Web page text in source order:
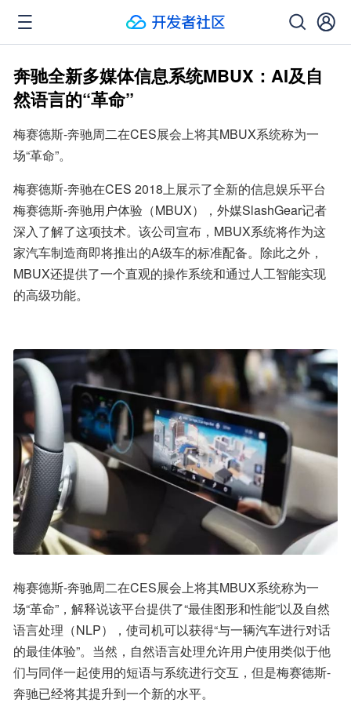
奔驰全新多媒体信息系统MBUX：AI及自
然语言的“革命”
梅赛德斯-奔驰周二在CES展会上将其MBUX系统称为一
场“革命”。
梅赛德斯-奔驰在CES 2018上展示了全新的信息娱乐平台
梅赛德斯-奔驰用户体验（MBUX），外媒SlashGear记者
深入了解了这项技术。该公司宣布，MBUX系统将作为这
家汽车制造商即将推出的A级车的标准配备。除此之外，
MBUX还提供了一个直观的操作系统和通过人工智能实现
的高级功能。
梅赛德斯-奔驰周二在CES展会上将其MBUX系统称为一
场“革命”，解释说该平台提供了“最佳图形和性能”以及自然
语言处理（NLP），使司机可以获得“与一辆汽车进行对话
的最佳体验”。当然，自然语言处理允许用户使用类似于他
们与同伴一起使用的短语与系统进行交互，但是梅赛德斯-
奔驰已经将其提升到一个新的水平。